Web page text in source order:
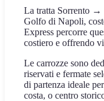
La tratta Sorrento →
Golfo di Napoli,
Express percorre
costiero e offrendo
Le carrozze sono
riservati e fermate
di partenza ideale
costa, o centro